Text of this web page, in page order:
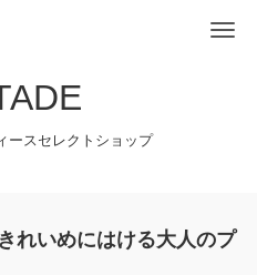
ースセレクトショップ
れいめにはける大人のプ